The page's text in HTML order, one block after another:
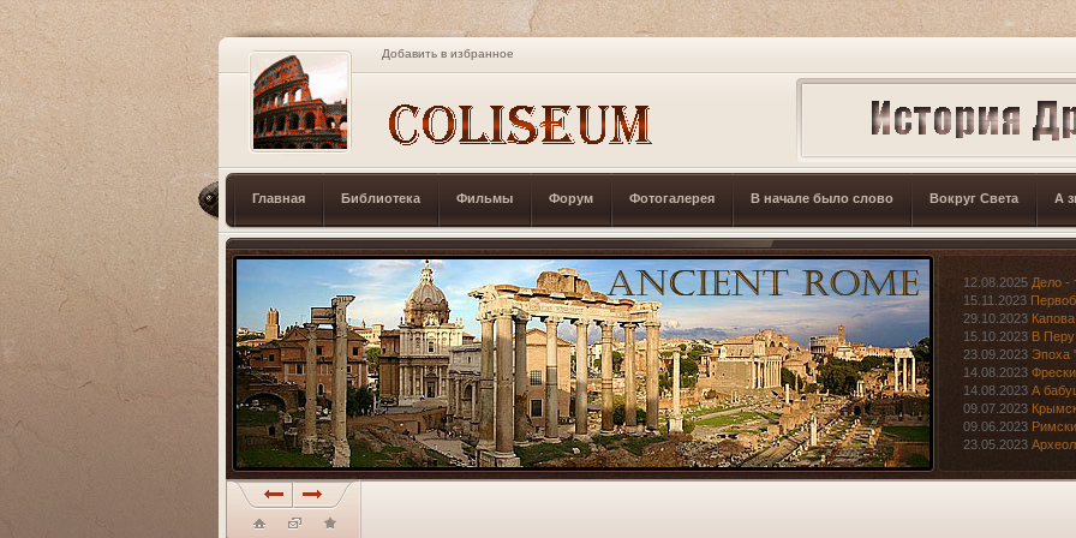
Добавить в избранное
Главная Библиотека Фильмы Форум Фотогалерея В начале было слово Вокруг Света А
12.08.2025 Дело -
15.11.2023
29.10.2023
15.10.2023 В
23.09.2023 Эпоха
14.08.2023
14.08.2023 А
09.07.2023
09.06.2023
23.05.2023